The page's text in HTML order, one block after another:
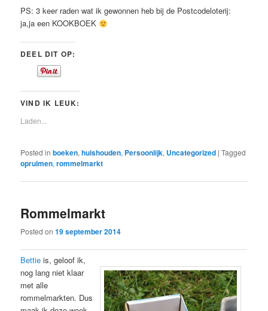
PS: 3 keer raden wat ik gewonnen heb bij de Postcodeloterij:
ja,ja een KOOKBOEK
DEEL DIT OP:
VIND IK LEUK:
Laden...
Posted in boeken,huishouden, Persoonlijk, Uncategorized |Tagged
opruimen,rommelmarkt
Rommelmarkt
Posted on19 september 2014
Bettie is, geloof ik,
nog lang niet klaar
met alle
rommelmarkten. Dus